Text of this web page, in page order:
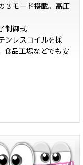
３モード搭載。高圧
制御式
ンレスコイルを採
食品工場などでも安